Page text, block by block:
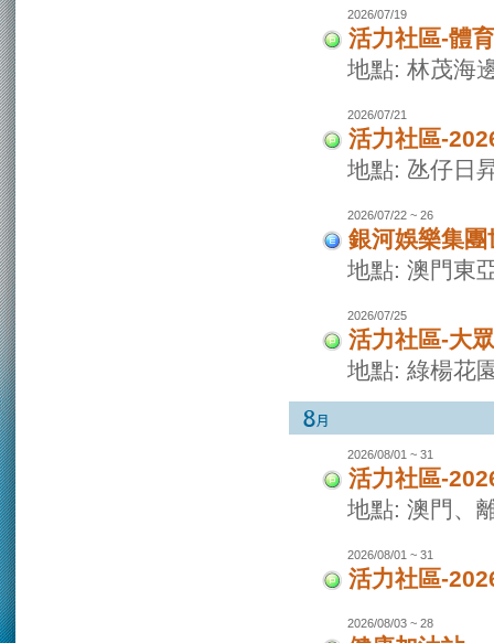
2026/07/19
活力社區-體
地點: 林茂海
2026/07/21
活力社區-
地點: 氹仔日
2026/07/22 ~ 26
銀河娛樂集
地點: 澳門東
2026/07/25
活力社區-大
地點: 綠楊花
2026/08/01 ~ 31
活力社區-
地點: 澳門、
2026/08/01 ~ 31
活力社區-
2026/08/03 ~ 28